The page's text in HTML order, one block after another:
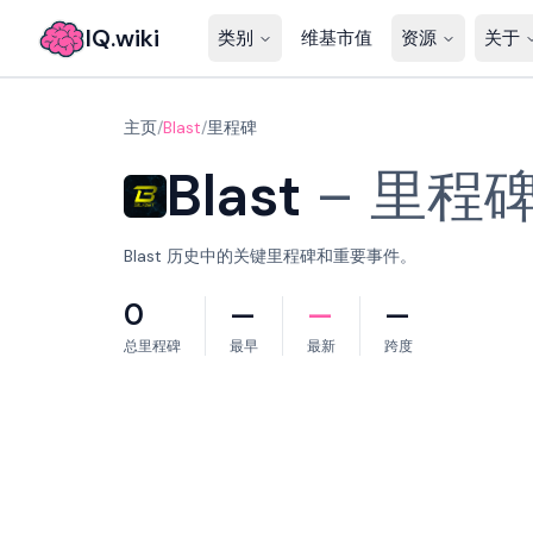
IQ.wiki 类别 维基市值 资源 关于
主页/Blast/里程碑
Blast – 里程
Blast 历史中的关键里程碑和重要事件。
0
总里程碑
—
最早
—
最新
—
跨度